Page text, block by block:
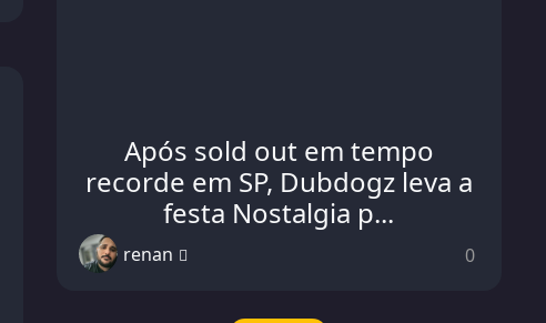
Após sold out em tempo
recorde em SP, Dubdogz leva a
festa Nostalgia p...
renan 0